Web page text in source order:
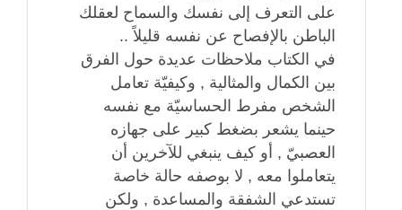
على التعرف إلى نفسك والسماح لعقلك
الباطن بالإفصاح عن نفسه قليلاً ..
في الكتاب ملاحظات عديدة حول الفرق
بين الكمال والمثالية , وكيفيّة تعامل
الشخص مفرط الحساسيّة مع نفسه
حينما يشعر بضغط كبير على جهازه
العصبيّ , أو كيف ينبغي للآخرين أن
يتعاملوا معه , لا بوصفه حالة خاصة
تستدعي الشفقة والمساعدة , ولكن